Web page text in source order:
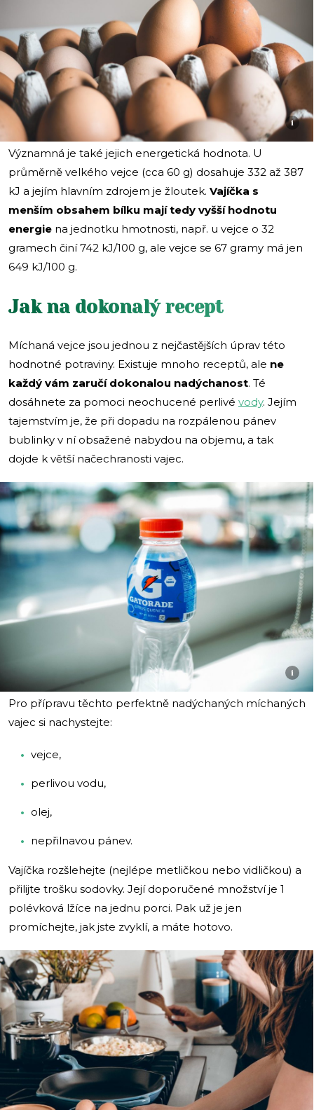
i
Významná je také jejich energetická hodnota. U
průměrně velkého vejce (cca 60 g) dosahuje 332 až 387
kJ a jejím hlavním zdrojem je žloutek. Vajíčka s
menším obsahem bílku mají tedy vyšší hodnotu
energie na jednotku hmotnosti, např. u vejce o 32
gramech činí 742 kJ/100 g, ale vejce se 67 gramy má jen
649 kJ/100 g.
Jak na dokonalý recept
Míchaná vejce jsou jednou z nejčastějších úprav této
hodnotné potraviny. Existuje mnoho receptů, ale ne
každý vám zaručí dokonalou nadýchanost. Té
dosáhnete za pomoci neochucené perlivé vody. Jejím
tajemstvím je, že při dopadu na rozpálenou pánev
bublinky v ní obsažené nabydou na objemu, a tak
dojde k větší načechranosti vajec.
i
Pro přípravu těchto perfektně nadýchaných míchaných
vajec si nachystejte:
vejce,
perlivou vodu,
olej,
nepřilnavou pánev.
Vajíčka rozšlehejte (nejlépe metličkou nebo vidličkou) a
přilijte trošku sodovky. Její doporučené množství je 1
polévková lžíce na jednu porci. Pak už je jen
promíchejte, jak jste zvyklí, a máte hotovo.